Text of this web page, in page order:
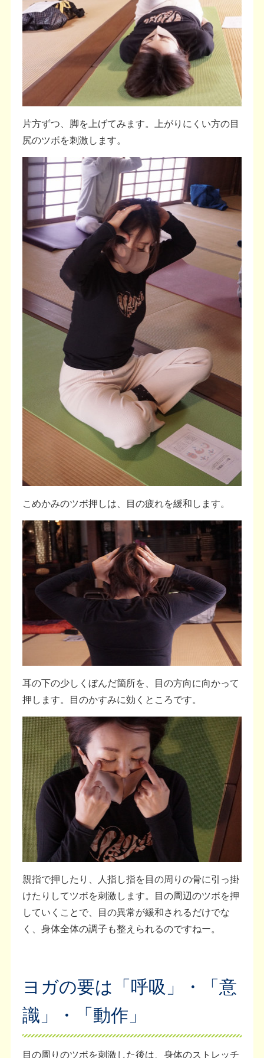
片方ずつ、脚を上げてみます。上がりにくい方の目
尻のツボを刺激します。
こめかみのツボ押しは、目の疲れを緩和します。
耳の下の少しくぼんだ箇所を、目の方向に向かって
押します。目のかすみに効くところです。
親指で押したり、人指し指を目の周りの骨に引っ掛
けたりしてツボを刺激します。目の周辺のツボを押
していくことで、目の異常が緩和されるだけでな
く、身体全体の調子も整えられるのですねー。
ヨガの要は「呼吸」・「意
識」・「動作」
目の周りのツボを刺激した後は、身体のストレッチ